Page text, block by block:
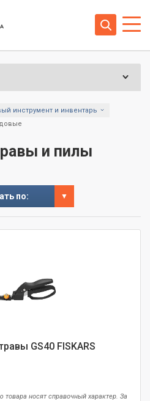
инструмент и инвентарь
и пилы
GS40 FISKARS
носят справочный характер. За